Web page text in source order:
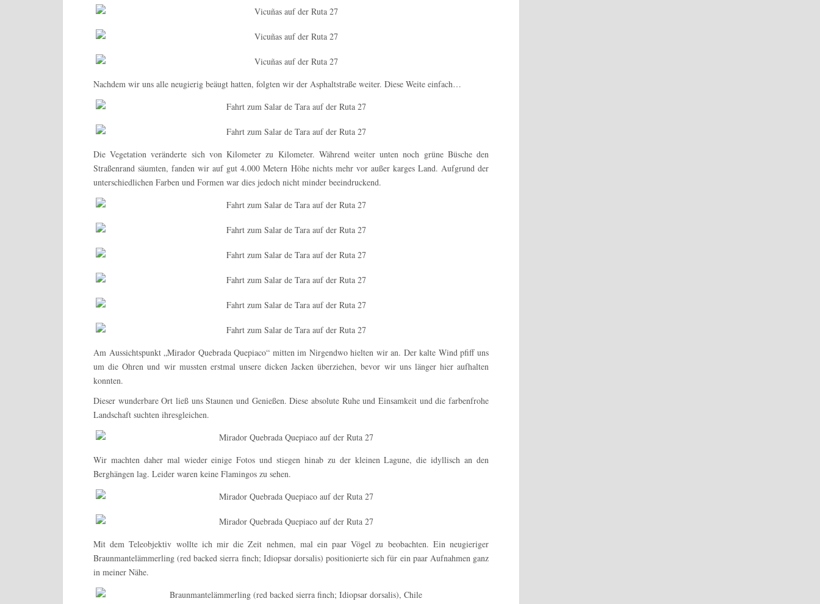
Nachdem wir uns alle neugierig beäugt hatten, folgten wir der Asphaltstraße weiter. Diese Weite einfach…
Die Vegetation veränderte sich von Kilometer zu Kilometer. Während weiter unten noch grüne Büsche den
Straßenrand säumten, fanden wir auf gut 4.000 Metern Höhe nichts mehr vor außer karges Land. Aufgrund der
unterschiedlichen Farben und Formen war dies jedoch nicht minder beeindruckend.
Am Aussichtspunkt „Mirador Quebrada Quepiaco“ mitten im Nirgendwo hielten wir an. Der kalte Wind pfiff uns
um die Ohren und wir mussten erstmal unsere dicken Jacken überziehen, bevor wir uns länger hier aufhalten
konnten.
Dieser wunderbare Ort ließ uns Staunen und Genießen. Diese absolute Ruhe und Einsamkeit und die farbenfrohe
Landschaft suchten ihresgleichen.
Wir machten daher mal wieder einige Fotos und stiegen hinab zu der kleinen Lagune, die idyllisch an den
Berghängen lag. Leider waren keine Flamingos zu sehen.
Mit dem Teleobjektiv wollte ich mir die Zeit nehmen, mal ein paar Vögel zu beobachten. Ein neugieriger
Braunmantelämmerling (red backed sierra finch; Idiopsar dorsalis) positionierte sich für ein paar Aufnahmen ganz
in meiner Nähe.